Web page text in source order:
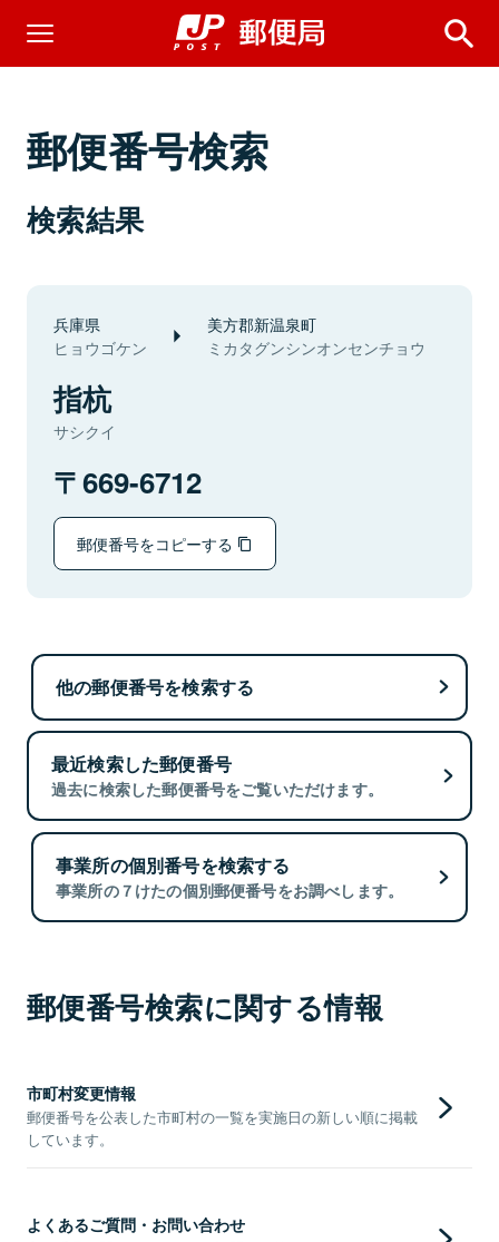
郵便番号検索
検索結果
兵庫県
ヒョウゴケン
美方郡新温泉町
ミカタグンシンオンセンチョウ
指杭
サシクイ
669-6712
郵便番号をコピーする
他の郵便番号を検索する
最近検索した郵便番号
過去に検索した郵便番号をご覧いただけます。
事業所の個別番号を検索する
事業所の７けたの個別郵便番号をお調べします。
郵便番号検索に関する情報
市町村変更情報
郵便番号を公表した市町村の一覧を実施日の新しい順に掲載
しています。
よくあるご質問・お問い合わせ